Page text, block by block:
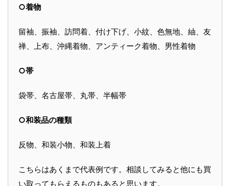
○着物
留袖、振袖、訪問着、付け下げ、小紋、色無地、紬、友
禅、上布、沖縄着物、アンティーク着物、男性着物
○帯
袋帯、名古屋帯、丸帯、半幅帯
○和装品の種類
反物、和装小物、和装上着
こちらはあくまで代表例です。相談してみると他にも買
い取ってもらえるものもあると思います。